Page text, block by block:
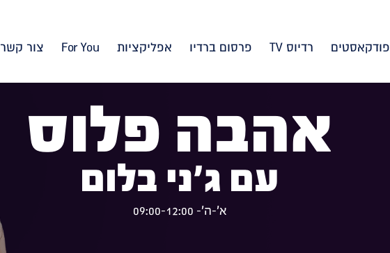
פודקאסטים רדיוס TV פרסום ברדיו אפליקציות For You צור קשר
אהבה פלוס
עם ג'ני בלום
א'-ה'- 09:00-12:00